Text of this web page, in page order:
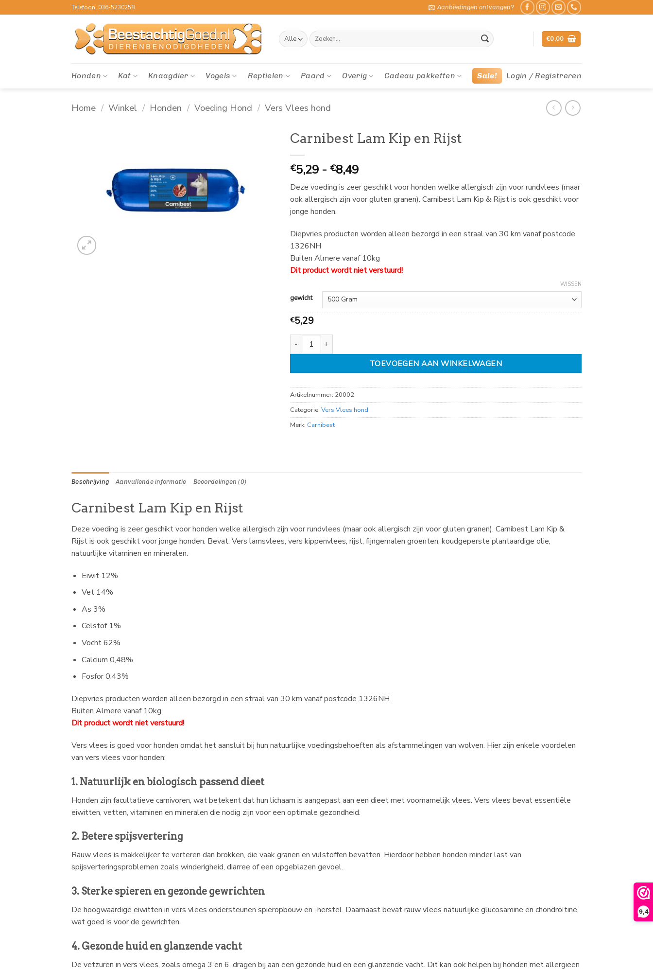
9,4
naar
Telefoon: 036-5230258 Aanbiedingen ontvangen?
Zoeken
naar:
€0,00
Honden Kat Knaagdier Vogels Reptielen Paard Overig Cadeau pakketten Sale! Login / Registreren
Home / Winkel / Honden / Voeding Hond / Vers Vlees hond
Carnibest Lam Kip en Rijst
€5,29 - €8,49Prijsklasse:
5,29
tot
8,49
Deze voeding is zeer geschikt voor honden welke allergisch zijn voor rundvlees (maar
ook allergisch zijn voor gluten granen). Carnibest Lam Kip & Rijst is ook geschikt voor
jonge honden.
Diepvries producten worden alleen bezorgd in een straal van 30 km vanaf postcode
1326NH
Buiten Almere vanaf 10kg
Dit product wordt niet verstuurd!
gewicht
WISSEN
€5,29
Carnibest Lam Kip en Rijst aantal
TOEVOEGEN AAN WINKELWAGEN
Artikelnummer: 20002
Categorie: Vers Vlees hond
Merk: Carnibest
Beschrijving Aanvullende informatie Beoordelingen (0)
Carnibest Lam Kip en Rijst
Deze voeding is zeer geschikt voor honden welke allergisch zijn voor rundvlees (maar ook allergisch zijn voor gluten granen). Carnibest Lam Kip &
Rijst is ook geschikt voor jonge honden. Bevat: Vers lamsvlees, vers kippenvlees, rijst, fijngemalen groenten, koudgeperste plantaardige olie,
natuurlijke vitaminen en mineralen.
Eiwit 12%
Vet 14%
As 3%
Celstof 1%
Vocht 62%
Calcium 0,48%
Fosfor 0,43%
Diepvries producten worden alleen bezorgd in een straal van 30 km vanaf postcode 1326NH
Buiten Almere vanaf 10kg
Dit product wordt niet verstuurd!
Vers vlees is goed voor honden omdat het aansluit bij hun natuurlijke voedingsbehoeften als afstammelingen van wolven. Hier zijn enkele voordelen
van vers vlees voor honden:
1. Natuurlijk en biologisch passend dieet
Honden zijn facultatieve carnivoren, wat betekent dat hun lichaam is aangepast aan een dieet met voornamelijk vlees. Vers vlees bevat essentiële
eiwitten, vetten, vitaminen en mineralen die nodig zijn voor een optimale gezondheid.
2. Betere spijsvertering
Rauw vlees is makkelijker te verteren dan brokken, die vaak granen en vulstoffen bevatten. Hierdoor hebben honden minder last van
spijsverteringsproblemen zoals winderigheid, diarree of een opgeblazen gevoel.
3. Sterke spieren en gezonde gewrichten
De hoogwaardige eiwitten in vers vlees ondersteunen spieropbouw en -herstel. Daarnaast bevat rauw vlees natuurlijke glucosamine en chondroïtine,
wat goed is voor de gewrichten.
4. Gezonde huid en glanzende vacht
De vetzuren in vers vlees, zoals omega 3 en 6, dragen bij aan een gezonde huid en een glanzende vacht. Dit kan ook helpen bij honden met allergieën